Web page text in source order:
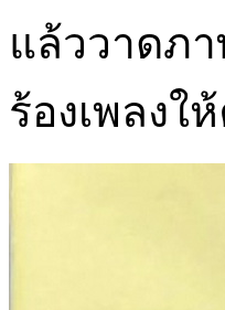
แล้ววาดภ
ร้องเพลงใ